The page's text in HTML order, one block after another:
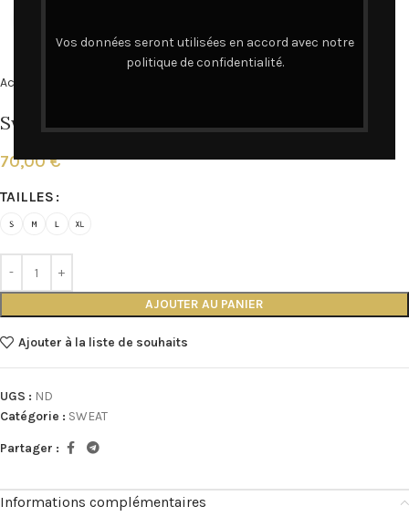
Vos données seront utilisées en accord avec notre
politique de confidentialité.
Accueil
Sweat capuche – Acqua in Bocca
70,00€
TAILLES
AJOUTER AU PANIER
Ajouter à la liste de souhaits
UGS : ND
Catégorie : SWEAT
Partager :
Informations complémentaires